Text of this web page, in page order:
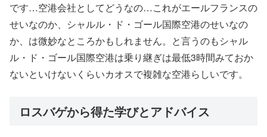
です…空港会社としてどうなの…これがエールフランスの
せいなのか、シャルル・ド・ゴール国際空港のせいなの
か、は微妙なところかもしれません。と言うのもシャル
ル・ド・ゴール国際空港は乗り継ぎは最低3時間みておか
ないといけないくらいカオスで複雑な空港らしいです。
ロスバゲから得た学びとアドバイス